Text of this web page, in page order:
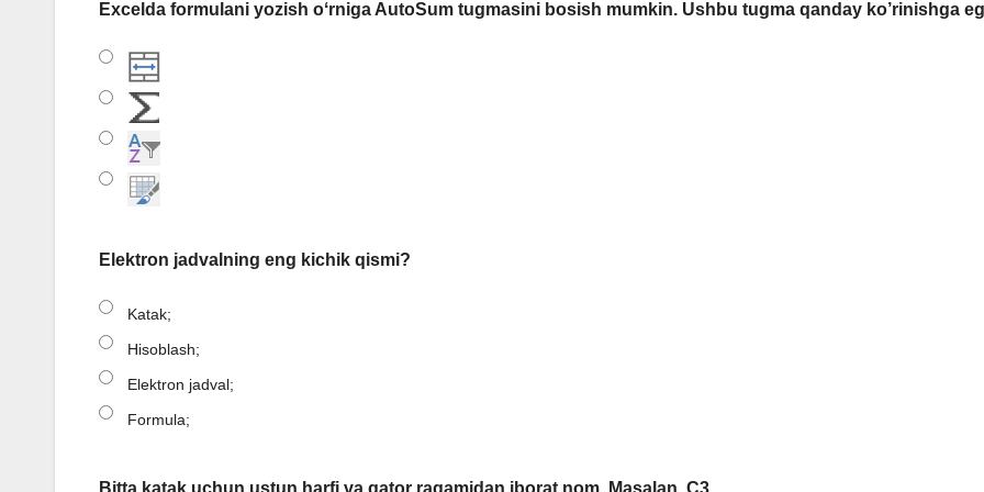
Excelda formulani yozish oʻrniga AutoSum tugmasini bosish mumkin. Ushbu tugma qanday ko’rinishga
Elektron jadvalning eng kichik qismi?
Katak;
Hisoblash;
Elektron jadval;
Formula;